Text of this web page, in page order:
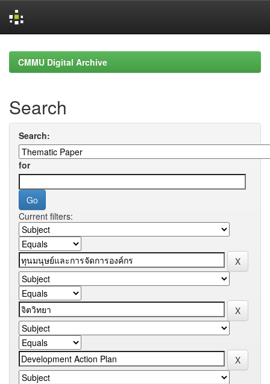
navigationCMMU Digital Archive
Search
Search:
for
Current filters: